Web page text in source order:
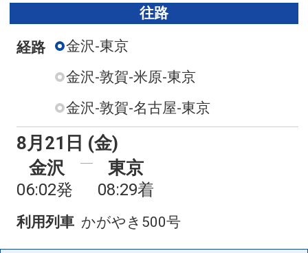
往路
経路
金沢-東京
金沢-敦賀-米原-東京
金沢-敦賀-名古屋-東京
8月21日 (金)
金沢
06:02発
東京
08:29着
利用列車 かがやき500号